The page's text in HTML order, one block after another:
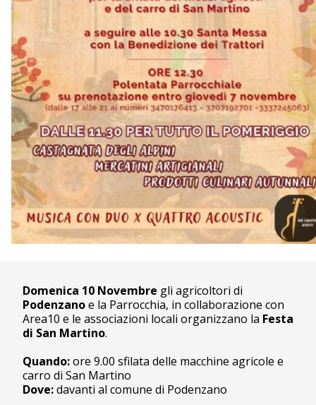
Domenica 10 Novembre gli agricoltori di
Podenzanoe la Parrocchia, in collaborazione con
Area10 e le associazioni locali organizzano la Festa
di San Martino.
Quando:ore 9.00 sfilata delle macchine agricole e
carro di San Martino
Dove:davanti al comune di Podenzano